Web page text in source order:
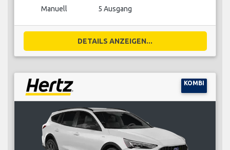
Manuell 5 Ausgang
DETAILS ANZEIGEN...
KOMBI